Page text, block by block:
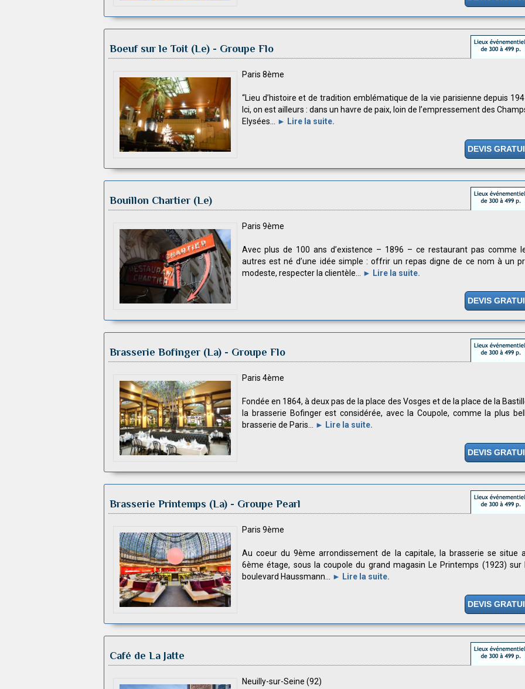
Boeuf sur le Toit (Le) - Groupe Flo
Paris 8ème
“Lieu d’histoire et de tradition emblématique de la vie parisienne depuis
Ici, on est ailleurs : dans un havre de paix, loin de l’empressement des
Elysées...
► Lire la suite.
DEVIS
Bouillon Chartier (Le)
Paris 9ème
Avec plus de 100 ans d’existence – 1896 – ce restaurant pas comme
autres est né d’une idée simple : offrir un repas digne de ce nom à un
modeste, respecter la clientèle...
► Lire la suite.
DEVIS
Brasserie Bofinger (La) - Groupe Flo
Paris 4ème
Fondée en 1864, à deux pas de la place des Vosges et de la place de la
la brasserie Bofinger est considérée, avec la Coupole, comme la plus
brasserie de Paris...
► Lire la suite.
DEVIS
Brasserie Printemps (La) - Groupe Pearl
Paris 9ème
Au coeur du 9ème arrondissement de la capitale, la brasserie se situe
6ème étage, sous la coupole du grand magasin Le Printemps (1923) sur
boulevard Haussmann...
► Lire la suite.
DEVIS
Café de La Jatte
Neuilly-sur-Seine (92)